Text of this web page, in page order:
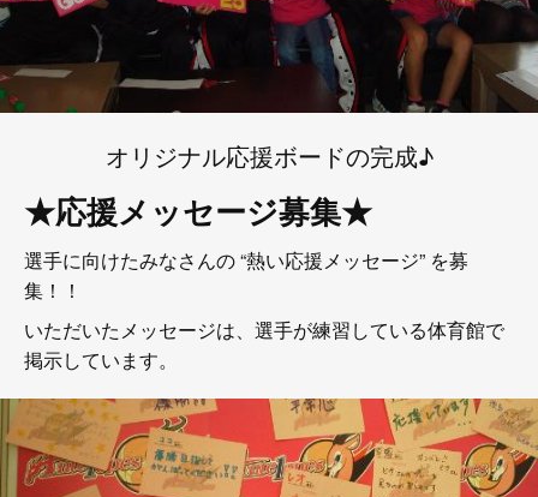
オリジナル応援ボードの完成♪
★応援メッセージ募集★
選手に向けたみなさんの “熱い応援メッセージ” を募
集！！
いただいたメッセージは、選手が練習している体育館で
掲示しています。